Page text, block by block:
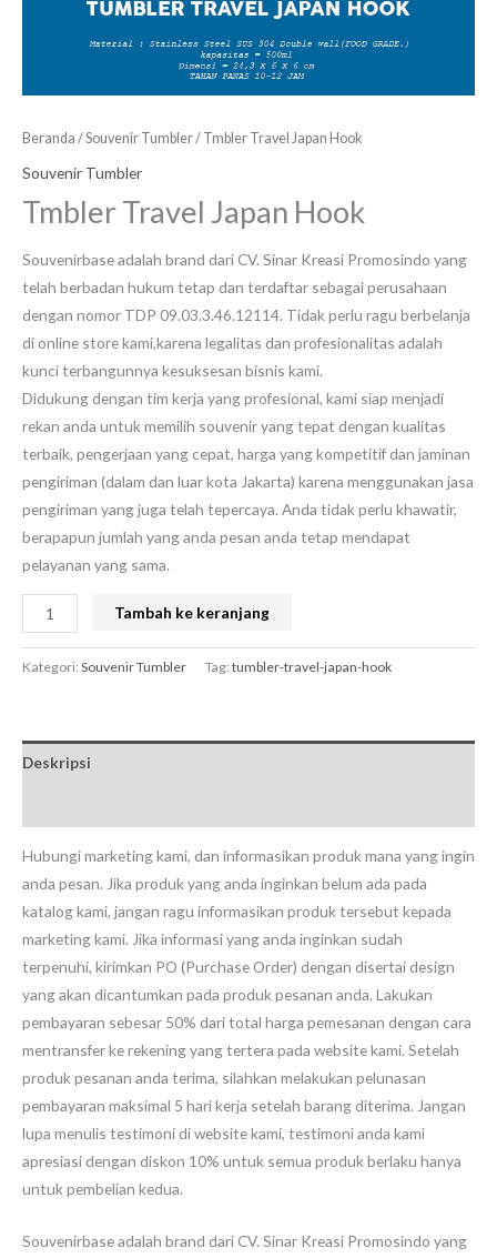
Beranda /Souvenir Tumbler/ Tmbler Travel Japan Hook
Souvenir Tumbler
Tmbler Travel Japan Hook
Souvenirbase adalah brand dari CV. Sinar Kreasi Promosindo yang
telah berbadan hukum tetap dan terdaftar sebagai perusahaan
dengan nomor TDP 09.03.3.46.12114. Tidak perlu ragu berbelanja
di online store kami,karena legalitas dan profesionalitas adalah
kunci terbangunnya kesuksesan bisnis kami.
Didukung dengan tim kerja yang profesional, kami siap menjadi
rekan anda untuk memilih souvenir yang tepat dengan kualitas
terbaik, pengerjaan yang cepat, harga yang kompetitif dan jaminan
pengiriman (dalam dan luar kota Jakarta) karena menggunakan jasa
pengiriman yang juga telah tepercaya. Anda tidak perlu khawatir,
berapapun jumlah yang anda pesan anda tetap mendapat
pelayanan yang sama.
Tambah ke keranjang
Kategori:Souvenir Tumbler Tag:tumbler-travel-japan-hook
Deskripsi
Hubungi marketing kami, dan informasikan produk mana yang ingin
anda pesan. Jika produk yang anda inginkan belum ada pada
katalog kami, jangan ragu informasikan produk tersebut kepada
marketing kami. Jika informasi yang anda inginkan sudah
terpenuhi, kirimkan PO (Purchase Order) dengan disertai design
yang akan dicantumkan pada produk pesanan anda. Lakukan
pembayaran sebesar 50% dari total harga pemesanan dengan cara
mentransfer ke rekening yang tertera pada website kami. Setelah
produk pesanan anda terima, silahkan melakukan pelunasan
pembayaran maksimal 5 hari kerja setelah barang diterima. Jangan
lupa menulis testimoni di website kami, testimoni anda kami
apresiasi dengan diskon 10% untuk semua produk berlaku hanya
untuk pembelian kedua.
Souvenirbase adalah brand dari CV. Sinar Kreasi Promosindo yang